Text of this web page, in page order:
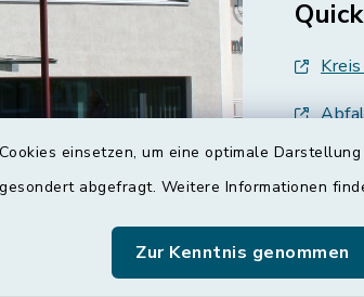
einsetzen, um eine optimale
abgefragt. Weitere Informationen
Zur Kenntnis genommen